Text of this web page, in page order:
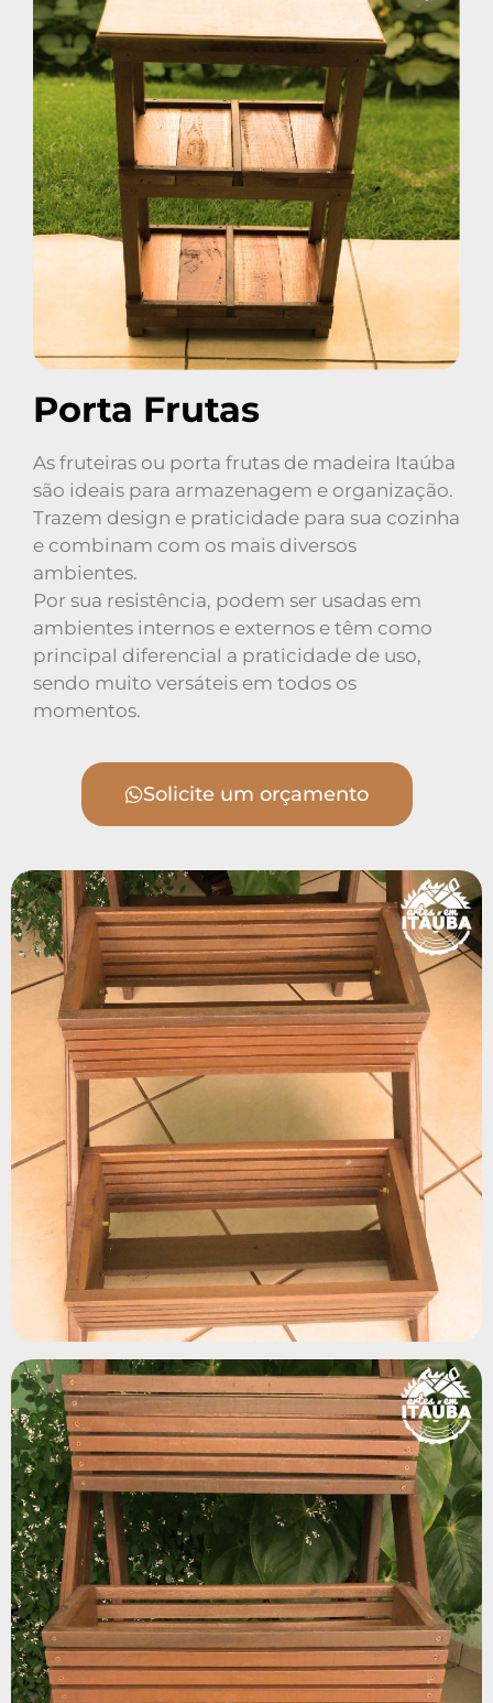
Porta Frutas
As fruteiras ou porta frutas de madeira Itaúba
são ideais para armazenagem e organização.
Trazem design e praticidade para sua cozinha
e combinam com os mais diversos
ambientes.
Por sua resistência, podem ser usadas em
ambientes internos e externos e têm como
principal diferencial a praticidade de uso,
sendo muito versáteis em todos os
momentos.
Solicite um orçamento